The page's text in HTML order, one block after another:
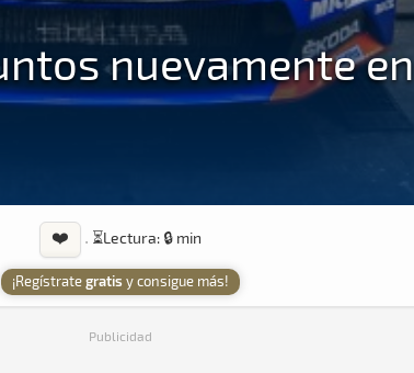
nuevamente en
❤️ · ⏳Lectura: 🔒 min
¡Regístrategratis y consigue más!
Publicidad